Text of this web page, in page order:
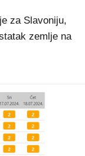
za Slavoniju,
zemlje na